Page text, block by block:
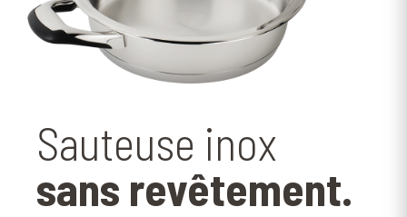
Sauteuse inox
sans revêtement.